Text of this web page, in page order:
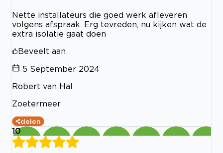
Nette installateurs die goed werk afleveren
volgens afspraak. Erg tevreden, nu kijken wat de
extra isolatie gaat doen
Beveelt aan
5 September 2024
Robert van Hal
Zoetermeer
delen
10